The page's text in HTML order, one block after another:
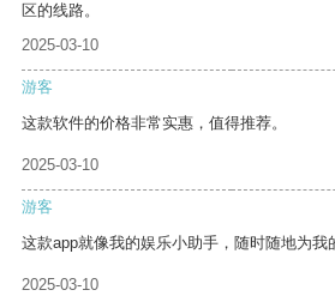
区的线路。
2025-03-10
游客
这款软件的价格非常实惠，值得推荐。
2025-03-10
游客
这款app就像我的娱乐小助手，随时随地为我
2025-03-10